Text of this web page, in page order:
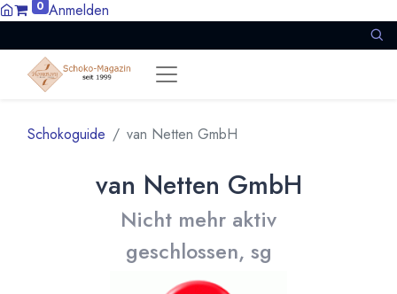
0 Anmelden
Schokoguide van Netten GmbH
van Netten GmbH
Nicht mehr aktiv
geschlossen, sg